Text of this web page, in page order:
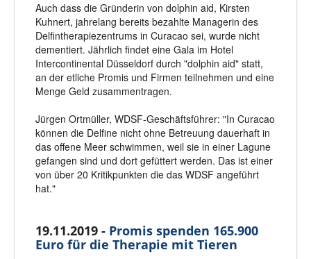
Auch dass die Gründerin von dolphin aid, Kirsten
Kuhnert, jahrelang bereits bezahlte Managerin des
Delfintherapiezentrums in Curacao sei, wurde nicht
dementiert. Jährlich findet eine Gala im Hotel
Intercontinental Düsseldorf durch "dolphin aid" statt,
an der etliche Promis und Firmen teilnehmen und eine
Menge Geld zusammentragen.
Jürgen Ortmüller, WDSF-Geschäftsführer: "In Curacao
können die Delfine nicht ohne Betreuung dauerhaft in
das offene Meer schwimmen, weil sie in einer Lagune
gefangen sind und dort gefüttert werden. Das ist einer
von über 20 Kritikpunkten die das WDSF angeführt
hat."
19.11.2019 - Promis spenden 165.900
Euro für die Therapie mit Tieren